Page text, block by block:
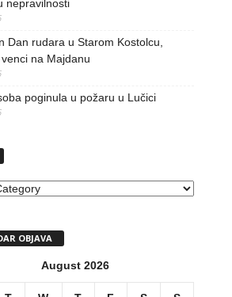
nepravilnosti
Dan rudara u Starom Kostolcu,
na Majdanu
poginula u požaru u Lučici
OBJAVA
August 2026